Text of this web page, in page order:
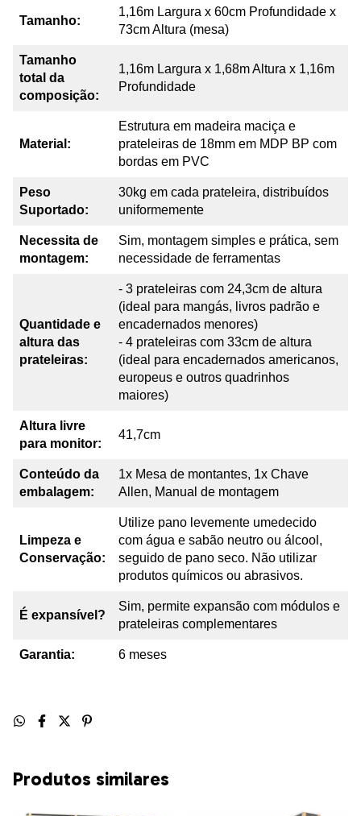
Tamanho:
1,16m Largura x 60cm Profundidade x
73cm Altura (mesa)
Tamanho
total da
composição:
1,16m Largura x 1,68m Altura x 1,16m
Profundidade
Material:
Estrutura em madeira maciça e
prateleiras de 18mm em MDP BP com
bordas em PVC
Peso
Suportado:
30kg em cada prateleira, distribuídos
uniformemente
Necessita de
montagem:
Sim, montagem simples e prática, sem
necessidade de ferramentas
Quantidade e
altura das
prateleiras:
- 3 prateleiras com 24,3cm de altura
(ideal para mangás, livros padrão e
encadernados menores)
- 4 prateleiras com 33cm de altura
(ideal para encadernados americanos,
europeus e outros quadrinhos
maiores)
Altura livre
para monitor:
41,7cm
Conteúdo da
embalagem:
1x Mesa de montantes, 1x Chave
Allen, Manual de montagem
Limpeza e
Conservação:
Utilize pano levemente umedecido
com água e sabão neutro ou álcool,
seguido de pano seco. Não utilizar
produtos químicos ou abrasivos.
É expansível?
Sim, permite expansão com módulos e
prateleiras complementares
Garantia: 6 meses
Produtos similares